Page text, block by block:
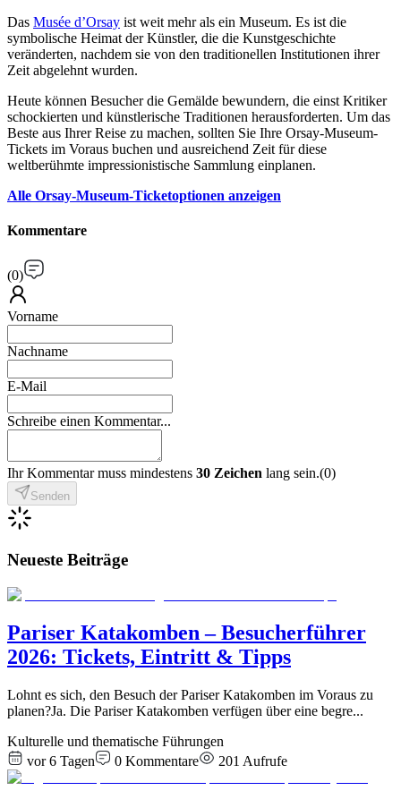
Das Musée d’Orsay ist weit mehr als ein Museum. Es ist die
symbolische Heimat der Künstler, die die Kunstgeschichte
veränderten, nachdem sie von den traditionellen Institutionen ihrer
Zeit abgelehnt wurden.
Heute können Besucher die Gemälde bewundern, die einst Kritiker
schockierten und künstlerische Traditionen herausforderten. Um das
Beste aus Ihrer Reise zu machen, sollten Sie Ihre Orsay-Museum-
Tickets im Voraus buchen und ausreichend Zeit für diese
weltberühmte impressionistische Sammlung einplanen.
Alle Orsay-Museum-Ticketoptionen anzeigen
Kommentare
(0)
Vorname
Nachname
E-Mail
Schreibe einen Kommentar...
Ihr Kommentar muss mindestens 30 Zeichen lang sein.(0)
Senden
Neueste Beiträge
Pariser Katakomben – Besucherführer
2026: Tickets, Eintritt & Tipps
Lohnt es sich, den Besuch der Pariser Katakomben im Voraus zu
planen?Ja. Die Pariser Katakomben verfügen über eine begre...
Kulturelle und thematische Führungen
vor 6 Tagen
0 Kommentare 201 Aufrufe